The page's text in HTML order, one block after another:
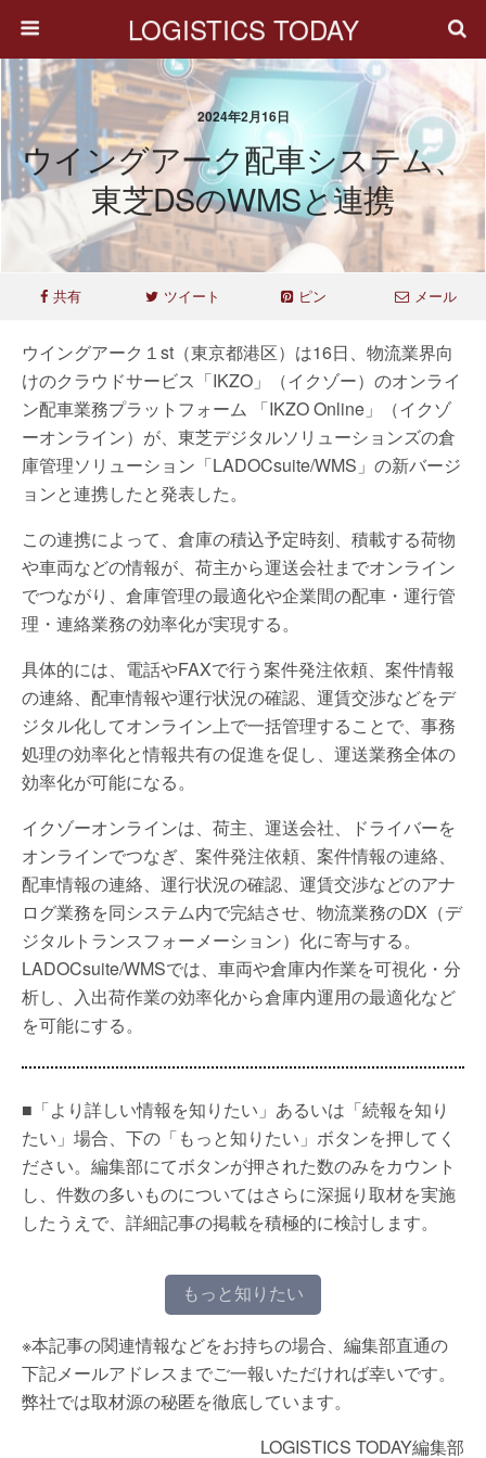
LOGISTICS TODAY
2024年2月16日
ウイングアーク配車システム、
東芝DSのWMSと連携
共有 ツイート ピン メール
ウイングアーク１st（東京都港区）は16日、物流業界向
けのクラウドサービス「IKZO」（イクゾー）のオンライ
ン配車業務プラットフォーム 「IKZO Online」（イクゾ
ーオンライン）が、東芝デジタルソリューションズの倉
庫管理ソリューション「LADOCsuite/WMS」の新バージ
ョンと連携したと発表した。
この連携によって、倉庫の積込予定時刻、積載する荷物
や車両などの情報が、荷主から運送会社までオンライン
でつながり、倉庫管理の最適化や企業間の配車・運行管
理・連絡業務の効率化が実現する。
具体的には、電話やFAXで行う案件発注依頼、案件情報
の連絡、配車情報や運行状況の確認、運賃交渉などをデ
ジタル化してオンライン上で一括管理することで、事務
処理の効率化と情報共有の促進を促し、運送業務全体の
効率化が可能になる。
イクゾーオンラインは、荷主、運送会社、ドライバーを
オンラインでつなぎ、案件発注依頼、案件情報の連絡、
配車情報の連絡、運行状況の確認、運賃交渉などのアナ
ログ業務を同システム内で完結させ、物流業務のDX（デ
ジタルトランスフォーメーション）化に寄与する。
LADOCsuite/WMSでは、車両や倉庫内作業を可視化・分
析し、入出荷作業の効率化から倉庫内運用の最適化など
を可能にする。
■「より詳しい情報を知りたい」あるいは「続報を知り
たい」場合、下の「もっと知りたい」ボタンを押してく
ださい。編集部にてボタンが押された数のみをカウント
し、件数の多いものについてはさらに深掘り取材を実施
したうえで、詳細記事の掲載を積極的に検討します。
もっと知りたい
※本記事の関連情報などをお持ちの場合、編集部直通の
下記メールアドレスまでご一報いただければ幸いです。
弊社では取材源の秘匿を徹底しています。
LOGISTICS TODAY編集部